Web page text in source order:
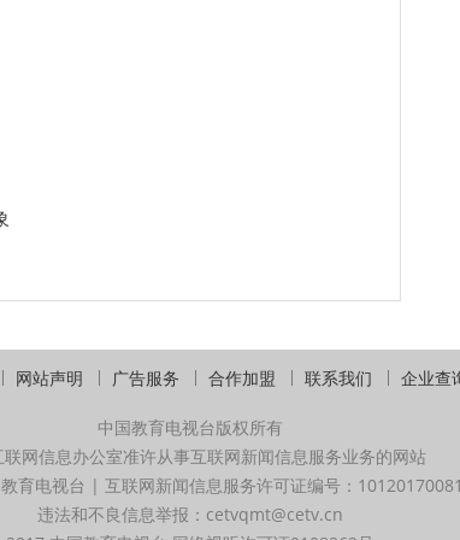
网站声明 广告服务 合作加盟 联系我们 企业查
中国教育电视台版权所有
联网信息办公室准许从事互联网新闻信息服务业务的网站
育电视台 | 互联网新闻信息服务许可证编号：
违法和不良信息举报：cetvqmt@cetv.cn